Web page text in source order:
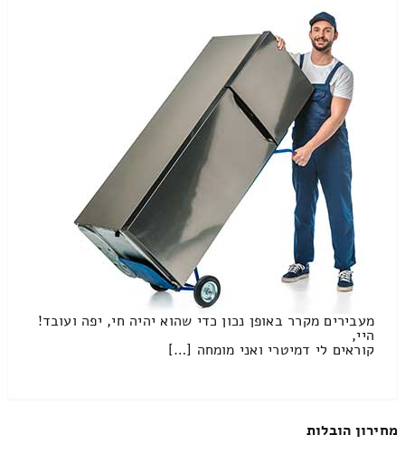
מעבירים מקרר באופן נכון כדי שהוא יהיה חי, יפה ועובד!
היי,
קוראים לי דמיטרי ואני מומחה […]
מחירון הובלות